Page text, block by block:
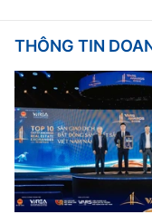
THÔNG TIN